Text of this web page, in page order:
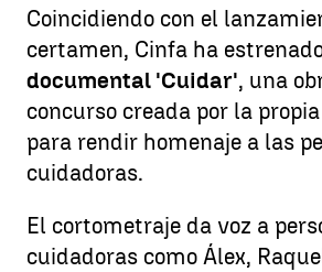
Coincidiendo con el
certamen, Cinfa ha
documental 'Cuidar', una
concurso creada por la
para rendir homenaje a las
cuidadoras.
El cortometraje da voz a
cuidadoras como Álex,